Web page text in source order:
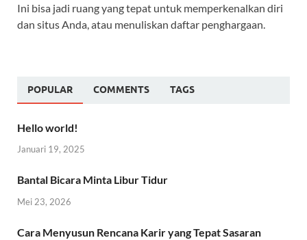
Ini bisa jadi ruang yang tepat untuk memperkenalkan diri
dan situs Anda, atau menuliskan daftar penghargaan.
POPULAR COMMENTS TAGS
Hello world!
Januari 19, 2025
Bantal Bicara Minta Libur Tidur
Mei 23, 2026
Cara Menyusun Rencana Karir yang Tepat Sasaran